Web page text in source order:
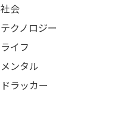
社会
テクノロジー
ライフ
メンタル
ドラッカー